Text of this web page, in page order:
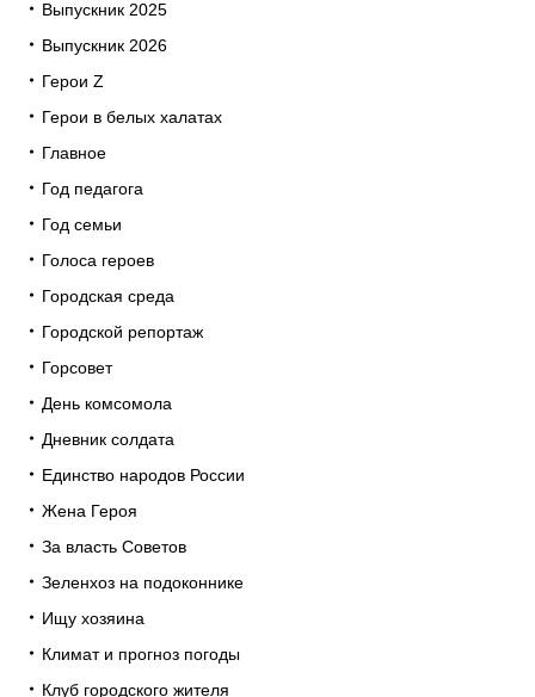
Выпускник 2025
Выпускник 2026
Герои Z
Герои в белых халатах
Главное
Год педагога
Год семьи
Голоса героев
Городская среда
Городской репортаж
Горсовет
День комсомола
Дневник солдата
Единство народов России
Жена Героя
За власть Советов
Зеленхоз на подоконнике
Ищу хозяина
Климат и прогноз погоды
Клуб городского жителя